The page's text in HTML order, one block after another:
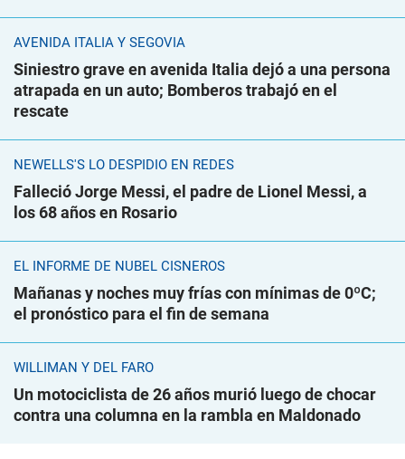
AVENIDA ITALIA Y SEGOVIA
Siniestro grave en avenida Italia dejó a una persona
atrapada en un auto; Bomberos trabajó en el
rescate
NEWELLS'S LO DESPIDIÓ EN REDES
Falleció Jorge Messi, el padre de Lionel Messi, a
los 68 años en Rosario
EL INFORME DE NUBEL CISNEROS
Mañanas y noches muy frías con mínimas de 0ºC;
el pronóstico para el fin de semana
WILLIMAN Y DEL FARO
Un motociclista de 26 años murió luego de chocar
contra una columna en la rambla en Maldonado